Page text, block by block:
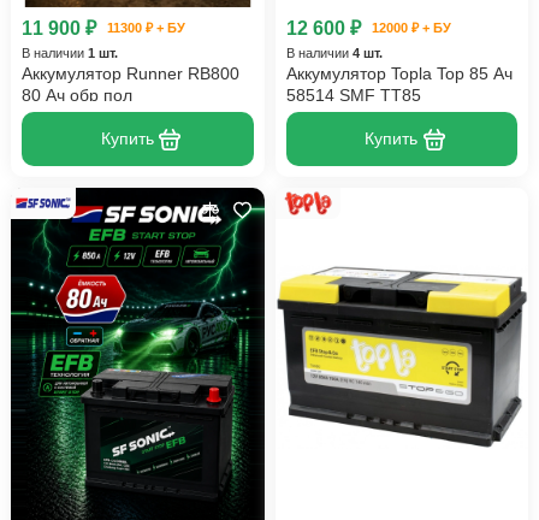
11 900 ₽
11300 ₽ + БУ
В наличии 1 шт.
Аккумулятор Runner RB800
80 Ач обр пол
Купить
12 600 ₽
12000 ₽ + БУ
В наличии 4 шт.
Аккумулятор Topla Top 85 Ач
58514 SMF TT85
Купить